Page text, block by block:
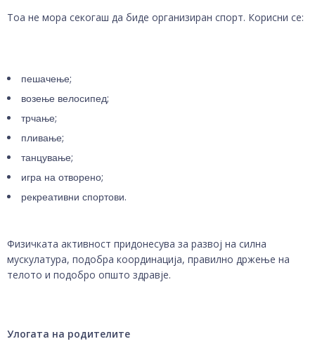
Тоа не мора секогаш да биде организиран спорт. Корисни се:
пешачење;
возење велосипед;
трчање;
пливање;
танцување;
игра на отворено;
рекреативни спортови.
Физичката активност придонесува за развој на силна
мускулатура, подобра координација, правилно држење на
телото и подобро општо здравје.
Улогата на родителите